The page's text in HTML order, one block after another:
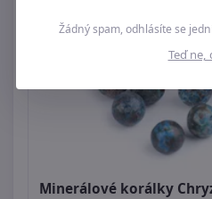
Minerálové korálky
Žádný spam, odhlásíte se
Teď ne,